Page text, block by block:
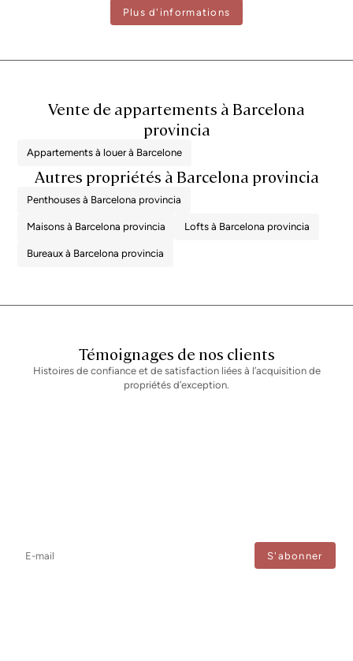
toute personne intéressée. Numéro d'enregistrement AICAT 2736,
conformément à la réglementation en vigueur. Les honoraires d'agence
Plus d'informations
Vente de appartements à Barcelona
provincia
Appartements à louer à Barcelone
Autres propriétés à Barcelona provincia
Penthouses à Barcelona provincia
Maisons à Barcelona provincia Lofts à Barcelona provincia
Bureaux à Barcelona provincia
Témoignages de nos clients
Histoires de confiance et de satisfaction liées à l’acquisition de
propriétés d’exception.